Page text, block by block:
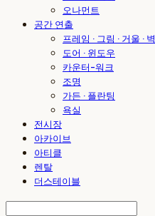
오나먼트
공간 연출
프레임 · 그림 · 거울 · 벽
도어 · 윈도우
카운터-워크
조명
가든 · 플란팅
욕실
전시장
아카이브
아티클
렌탈
더스테이블